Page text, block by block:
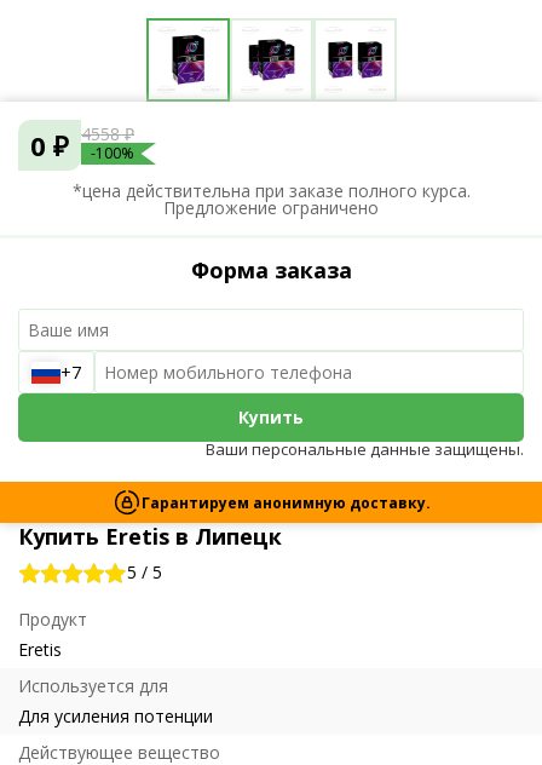
Купить Eretis в Липецк
5 / 5
Продукт
Eretis
Используется для
Для усиления потенции
Действующее вещество
0 ₽ 4558 ₽
-100%
*цена действительна при заказе полного курса.
Предложение ограничено
Форма заказа
+7
Купить
Ваши персональные данные защищены.
Гарантируем анонимную доставку.